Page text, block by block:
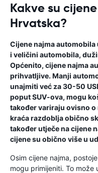
Kakve su
Hrvatska?
Cijene najma
i veličini automobila,
Općenito, cijene najma
prihvatljive. Manji
unajmiti već za 30-50
poput SUV-ova, mogu
također variraju ovisno
kraća razdoblja obično
također utječe na cijene
cijene su obično više u
Osim cijene najma,
mogu primijeniti. To